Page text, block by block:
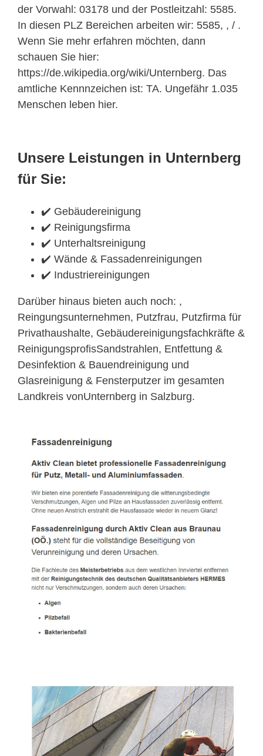
der Vorwahl: 03178 und der Postleitzahl: 5585.
In diesen PLZ Bereichen arbeiten wir: 5585, , / .
Wenn Sie mehr erfahren möchten, dann
schauen Sie hier:
https://de.wikipedia.org/wiki/Unternberg. Das
amtliche Kennnzeichen ist: TA. Ungefähr 1.035
Menschen leben hier.
Unsere Leistungen in Unternberg
für Sie:
✔️ Gebäudereinigung
✔️ Reinigungsfirma
✔️ Unterhaltsreinigung
✔️ Wände & Fassadenreinigungen
✔️ Industriereinigungen
Darüber hinaus bieten auch noch: ,
Reingungsunternehmen, Putzfrau, Putzfirma für
Privathaushalte, Gebäudereinigungsfachkräfte &
ReinigungsprofisSandstrahlen, Entfettung &
Desinfektion & Bauendreinigung und
Glasreinigung & Fensterputzer im gesamten
Landkreis vonUnternberg in Salzburg.